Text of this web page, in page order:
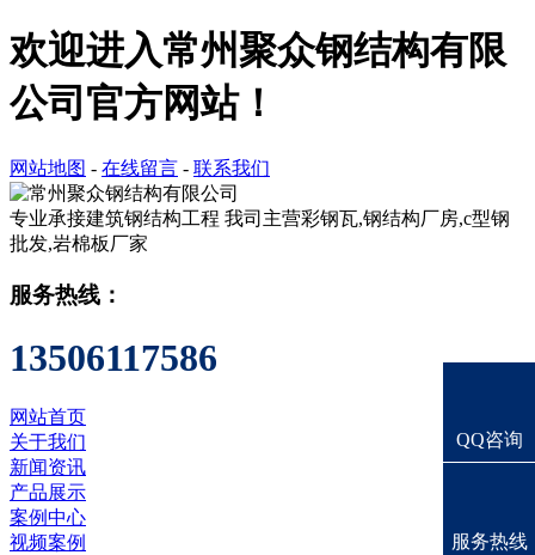
欢迎进入常州聚众钢结构有限
公司官方网站！
网站地图 - 在线留言 - 联系我们
专业承接建筑钢结构工程 我司主营彩钢瓦,钢结构厂房,c型钢
批发,岩棉板厂家
服务热线：
13506117586
网站首页
关于我们
新闻资讯
产品展示
案例中心
视频案例
QQ咨询
服务热线